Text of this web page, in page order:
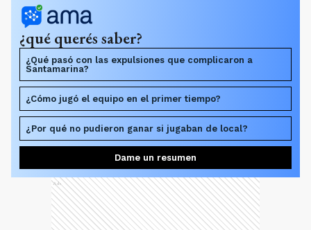
¿qué querés saber?
¿Qué pasó con las expulsiones que complicaron a
Santamarina?
¿Cómo jugó el equipo en el primer tiempo?
¿Por qué no pudieron ganar si jugaban de local?
Dame un resumen
Ads